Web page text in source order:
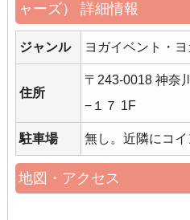
ャーズ） 詳細情報
ジャンル ヨガイベント・
住所
〒243-0018 神奈
−１７ 1F
駐車場 無し。近隣にコイ
地図・アクセス